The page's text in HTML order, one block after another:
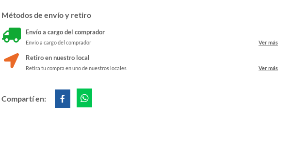
Métodos de envío y retiro
Envío a cargo del comprador
Envío a cargo del comprador Ver más
Retiro en nuestro local
Retira tu compra en uno de nuestros locales Ver más
Compartí en: